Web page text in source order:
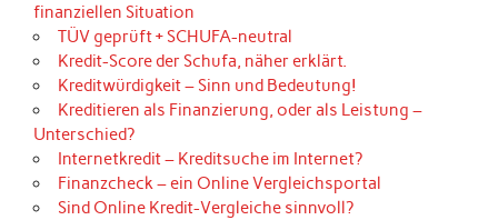
finanziellen Situation
TÜV geprüft + SCHUFA-neutral
Kredit-Score der Schufa, näher erklärt.
Kreditwürdigkeit – Sinn und Bedeutung!
Kreditieren als Finanzierung, oder als Leistung –
Unterschied?
Internetkredit – Kreditsuche im Internet?
Finanzcheck – ein Online Vergleichsportal
Sind Online Kredit-Vergleiche sinnvoll?